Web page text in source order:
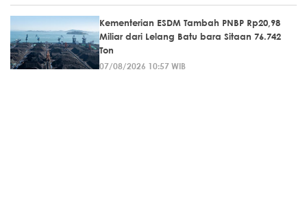
Kementerian ESDM Tambah PNBP Rp20,98
Miliar dari Lelang Batu bara Sitaan 76.742
Ton
07/08/2026 10:57 WIB